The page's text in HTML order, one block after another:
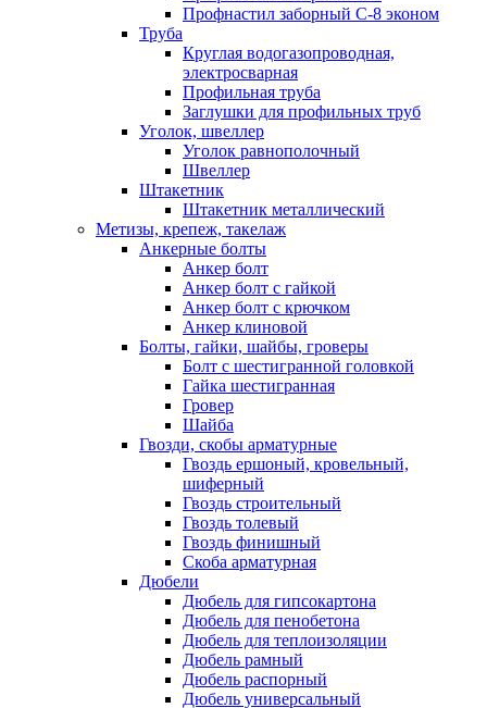
Профнастил заборный С-8 эконом
Труба
Круглая водогазопроводная,
электросварная
Профильная труба
Заглушки для профильных труб
Уголок, швеллер
Уголок равнополочный
Швеллер
Штакетник
Штакетник металлический
Метизы, крепеж, такелаж
Анкерные болты
Анкер болт
Анкер болт с гайкой
Анкер болт с крючком
Анкер клиновой
Болты, гайки, шайбы, гроверы
Болт c шестигранной головкой
Гайка шестигранная
Гровер
Шайба
Гвозди, скобы арматурные
Гвоздь ершоный, кровельный,
шиферный
Гвоздь строительный
Гвоздь толевый
Гвоздь финишный
Скоба арматурная
Дюбели
Дюбель для гипсокартона
Дюбель для пенобетона
Дюбель для теплоизоляции
Дюбель рамный
Дюбель распорный
Дюбель универсальный